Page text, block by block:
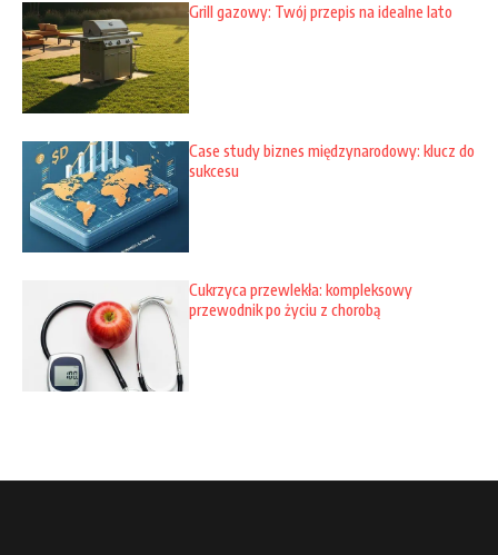
Grill gazowy: Twój przepis na idealne lato
Case study biznes międzynarodowy: klucz do
sukcesu
Cukrzyca przewlekła: kompleksowy
przewodnik po życiu z chorobą